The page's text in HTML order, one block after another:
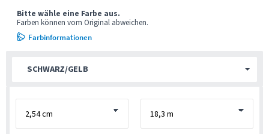
SCHWARZ/GELB
Bitte wähle eine Farbe aus.
Farben können vom Original abweichen.
Farbinformationen